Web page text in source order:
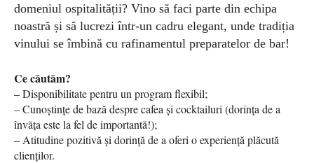
domeniul ospitalității? Vino să faci parte din echipa
noastră și să lucrezi într-un cadru elegant, unde tradiția
vinului se îmbină cu rafinamentul preparatelor de bar!
Ce căutăm?
– Disponibilitate pentru un program flexibil;
– Cunoștințe de bază despre cafea și cocktailuri (dorința de a
învăța este la fel de importantă!);
– Atitudine pozitivă și dorință de a oferi o experiență plăcută
clienților.